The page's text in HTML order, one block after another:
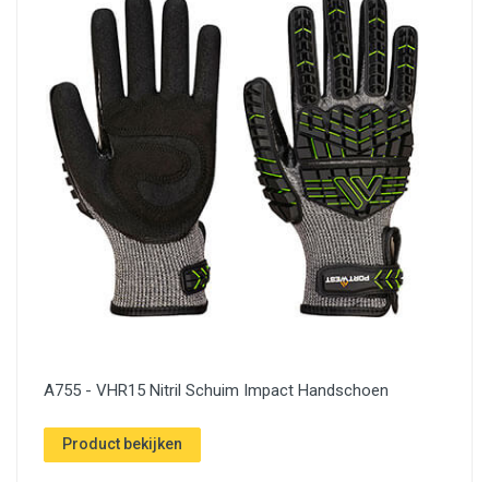
A755 - VHR15 Nitril Schuim Impact Handschoen
Product bekijken